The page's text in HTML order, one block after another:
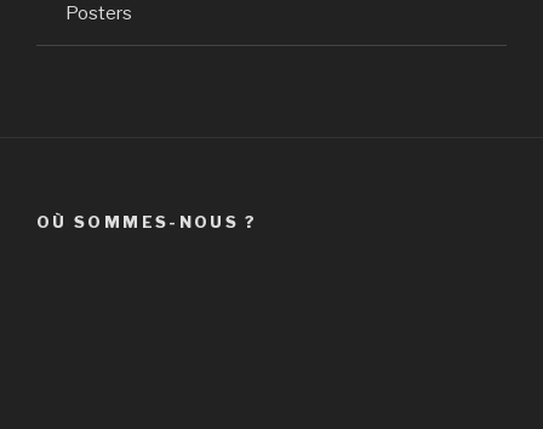
Posters
OÙ SOMMES-NOUS ?